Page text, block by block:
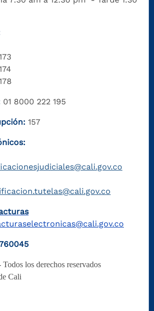
01 8000 222 195
157
los derechos reservados
Cali